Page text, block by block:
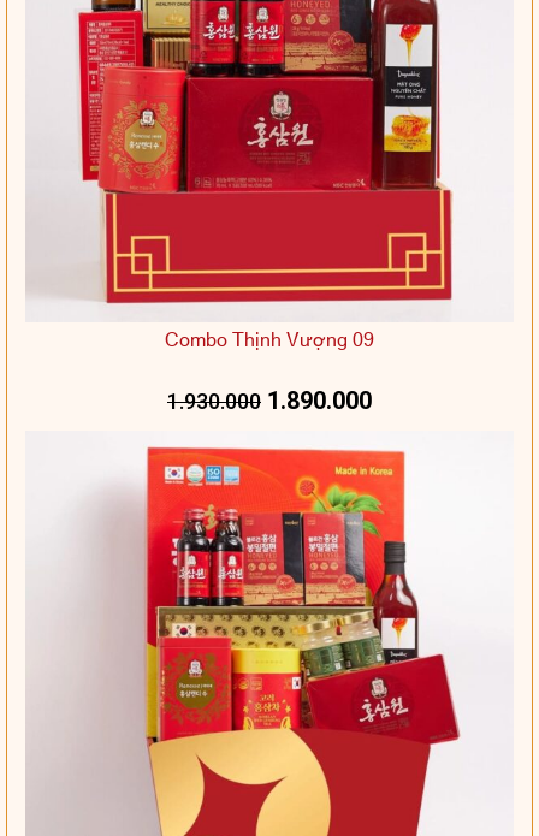
Combo Thịnh Vượng 09
1.930.000 1.890.000